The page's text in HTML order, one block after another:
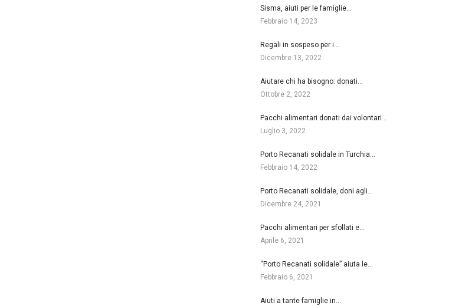
Sisma, aiuti per le famiglie…
Febbraio 14, 2023
Regali in sospeso per i…
Dicembre 13, 2022
Aiutare chi ha bisogno: donati…
Ottobre 2, 2022
Pacchi alimentari donati dai volontari…
Luglio 3, 2022
Porto Recanati solidale in Turchia…
Febbraio 14, 2022
Porto Recanati solidale, doni agli…
Dicembre 24, 2021
Pacchi alimentari per sfollati e…
Aprile 6, 2021
“Porto Recanati solidale” aiuta le…
Febbraio 6, 2021
Aiuti a tante famiglie in…